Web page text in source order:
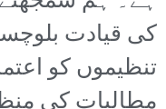
کی قیادت
تنظیموں کو